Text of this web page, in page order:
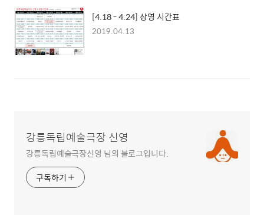
[4.18 - 4.24] 상영 시간표
2019.04.13
강릉독립예술극장 신영
강릉독립예술극장신영 님의 블로그입니다.
구독하기